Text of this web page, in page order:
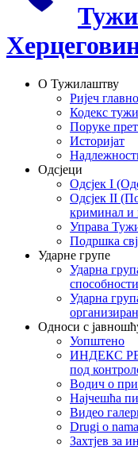
О Тужилаштву
Ријеч
Кодекс
Поруке
Историјат
Одсјеци
Одсјек I
Одсјек II
криминал и
Управа
Подршка
Ударне групе
Ударна
Ударна
Односи с
Уопштено
ИНДЕКС
под
Водич о
Најчешћа
Видео
Drugi o
Захтјев за